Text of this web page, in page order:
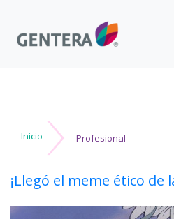
Inicio Profesional
¡Llegó el meme ético de